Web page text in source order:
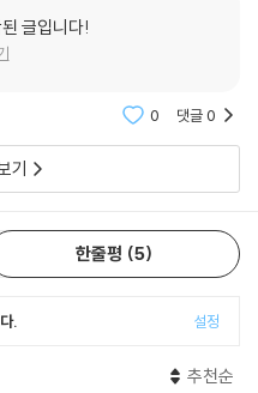
글입니다!
0 댓글0
기
한줄평 5
. 설정
추천순